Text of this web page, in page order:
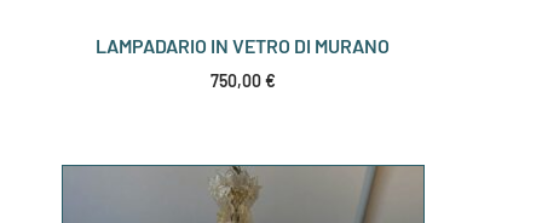
LAMPADARIO IN VETRO DI MURANO
750,00€